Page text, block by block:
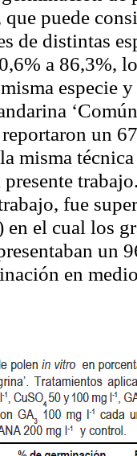
que puede
de distintas
a 86,3%,
especie
reportaron un
misma
fue
en el cual los
en